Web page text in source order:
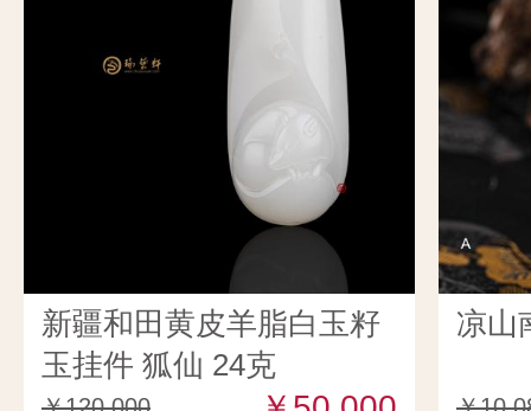
新疆和田黄皮羊脂白玉籽
玉挂件 狐仙 24克
凉山